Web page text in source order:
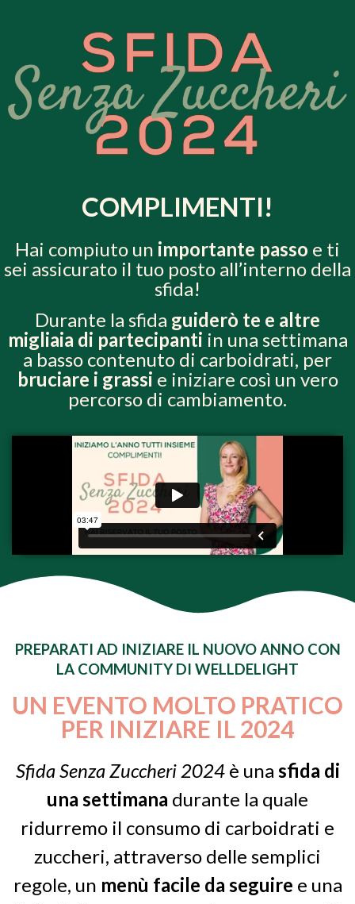
COMPLIMENTI!
Hai compiuto un importante passo e ti
sei assicurato il tuo posto all’interno della
sfida!
Durante la sfida guiderò te e altre
migliaia di partecipanti in una settimana
a basso contenuto di carboidrati, per
bruciare i grassi e iniziare così un vero
percorso di cambiamento.
PREPARATI AD INIZIARE IL NUOVO ANNO CON
LA COMMUNITY DI WELLDELIGHT
UN EVENTO MOLTO PRATICO
PER INIZIARE IL 2024
Sfida Senza Zuccheri 2024 è una sfida di
una settimana durante la quale
ridurremo il consumo di carboidrati e
zuccheri, attraverso delle semplici
regole, un menù facile da seguire e una